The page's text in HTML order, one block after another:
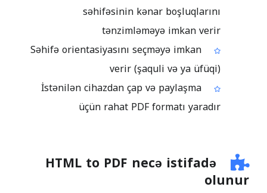
səhifəsinin kənar boşluqlarını
tənzimləməyə imkan verir
Səhifə orientasiyasını seçməyə imkan
verir (şaquli və ya üfüqi)
İstənilən cihazdan çap və paylaşma
üçün rahat PDF formatı yaradır
HTML to PDF necə istifadə
olunur